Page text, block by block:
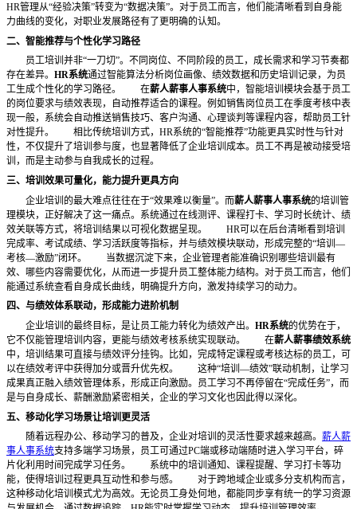
HR管理从“经验决策”转变为“数据决策”。对于员工而言，他们能清晰看到自身能
力曲线的变化，对职业发展路径有了更明确的认知。
二、智能推荐与个性化学习路径
员工培训并非“一刀切”。不同岗位、不同阶段的员工，成长需求和学习节奏都
存在差异。 HR系统通过智能算法分析岗位画像、绩效数据和历史培训记录，为员
工生成个性化的学习路径。
在薪人薪事人事系统中，智能培训模块会基于员工
的岗位要求与绩效表现，自动推荐适合的课程。例如销售岗位员工在季度考核中表
现一般，系统会自动推送销售技巧、客户沟通、心理谈判等课程内容，帮助员工针
对性提升。
相比传统培训方式， HR系统的“智能推荐”功能更具实时性与针对
性，不仅提升了培训参与度，也显著降低了企业培训成本。员工不再是被动接受培
训，而是主动参与自我成长的过程。
三、培训效果可量化，能力提升更具方向
企业培训的最大难点往往在于“效果难以衡量”。而薪人薪事人事系统的培训管
理模块，正好解决了这一痛点。系统通过在线测评、课程打卡、学习时长统计、绩
效关联等方式，将培训结果以可视化数据呈现。
HR可以在后台清晰看到培训
完成率、考试成绩、学习活跃度等指标，并与绩效模块联动，形成完整的“培训—
考核—激励”闭环。
当数据沉淀下来，企业管理者能准确识别哪些培训最有
效、哪些内容需要优化，从而进一步提升员工整体能力结构。对于员工而言，他们
能通过系统查看自身成长曲线，明确提升方向，激发持续学习的动力。
四、与绩效体系联动，形成能力进阶机制
企业培训的最终目标，是让员工能力转化为绩效产出。 HR系统的优势在于，
它不仅能管理培训内容，更能与绩效考核系统实现联动。
在薪人薪事绩效系统
中，培训结果可直接与绩效评分挂钩。比如，完成特定课程或考核达标的员工，可
以在绩效考评中获得加分或晋升优先权。
这种“培训—绩效”联动机制，让学习
成果真正融入绩效管理体系，形成正向激励。员工学习不再停留在“完成任务”，而
是与自身成长、薪酬激励紧密相关，企业的学习文化也因此得以深化。
五、移动化学习场景让培训更灵活
随着远程办公、移动学习的普及，企业对培训的灵活性要求越来越高。 薪人薪
事人事系统支持多端学习场景，员工可通过PC端或移动端随时进入学习平台，碎
片化利用时间完成学习任务。
系统中的培训通知、课程提醒、学习打卡等功
能，使得培训过程更具互动性和参与感。
对于跨地域企业或多分支机构而言，
这种移动化培训模式尤为高效。无论员工身处何地，都能同步享有统一的学习资源